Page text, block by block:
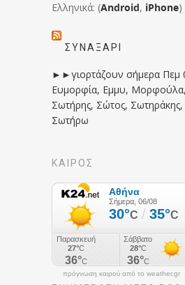
Ελληνικά: (Android, iPhone)
ΣΥΝΑΞΆΡΙ
►►γιορτάζουν σήμερα Πεμ
Ευμορφία, Εμμυ,
Σωτήρης, Σώτος, Σωτηράκης,
Σωτήρω
ΚΑΙΡΟΣ
πρόγνωση καιρού από το weather.gr